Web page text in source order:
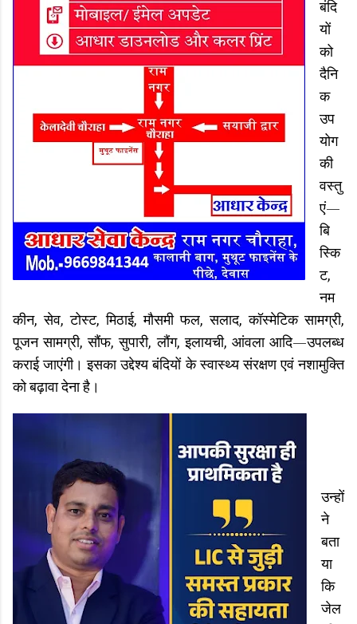
बंदि
यों
को
दैनि
क
उप
योग
की
वस्तु
एं—
बि
स्कि
ट,
नम
कीन, सेव, टोस्ट, मिठाई, मौसमी फल, सलाद, कॉस्मेटिक सामग्री,
पूजन सामग्री, सौंफ, सुपारी, लौंग, इलायची, आंवला आदि—उपलब्ध
कराई जाएंगी। इसका उद्देश्य बंदियों के स्वास्थ्य संरक्षण एवं नशामुक्ति
को बढ़ावा देना है।
उन्हों
ने
बता
या
कि
जेल